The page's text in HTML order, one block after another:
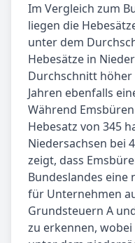
Im Vergleich zum
liegen die
unter dem
Hebesätze in
Durchschnitt
Jahren ebenfalls
Während
Hebesatz von 345
Niedersachsen bei
zeigt, dass
Bundeslandes eine
für Unternehmen
Grundsteuern A
zu erkennen,